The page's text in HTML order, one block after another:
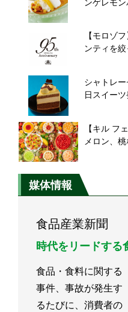
【モロゾ
ンティを
シャトレ
日スイー
【キル フ
メロン、
媒体情報
食品産業新聞
時代をリードする
食品・食料に関する
事件、事故が発生す
るたびに、消費者の